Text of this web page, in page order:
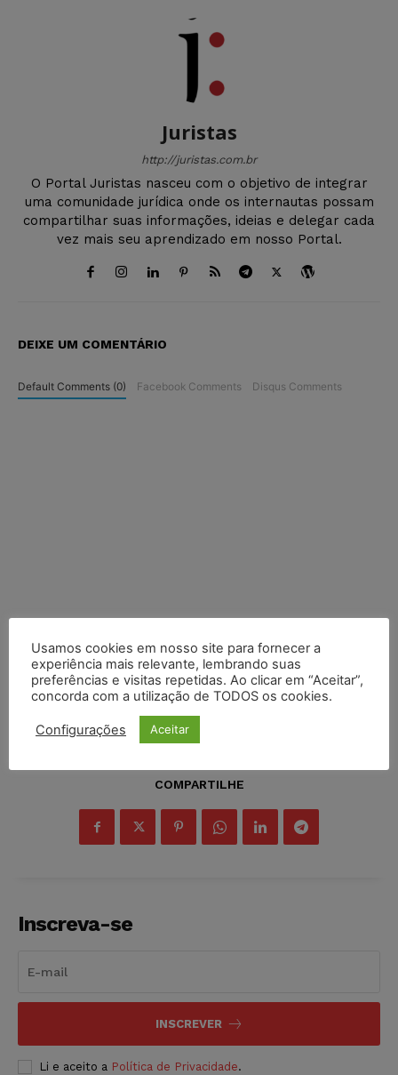
Juristas
http://juristas.com.br
O Portal Juristas nasceu com o objetivo de integrar
uma comunidade jurídica onde os internautas possam
compartilhar suas informações, ideias e delegar cada
vez mais seu aprendizado em nosso Portal.
DEIXE UM COMENTÁRIO
Default Comments (0) Facebook Comments Disqus Comments
COMPARTILHE
Inscreva-se
INSCREVER
Li e aceito a Política de Privacidade.
Usamos cookies em nosso site para fornecer a
experiência mais relevante, lembrando suas
preferências e visitas repetidas. Ao clicar em “Aceitar”,
concorda com a utilização de TODOS os cookies.
Configurações Aceitar